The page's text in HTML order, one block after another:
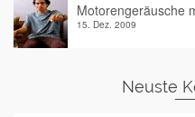
Motorengeräusche
15. Dez. 2009
Neuste